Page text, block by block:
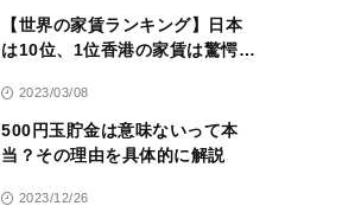
【世界の家賃ランキング】日本
は10位、1位香港の家賃は驚愕
2023/03/08
500円玉貯金は意味ないって本
当？その理由を具体的に解説
2023/12/26